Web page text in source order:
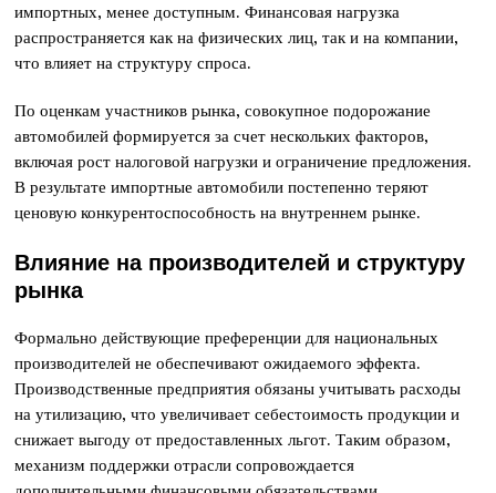
импортных, менее доступным. Финансовая нагрузка
распространяется как на физических лиц, так и на компании,
что влияет на структуру спроса.
По оценкам участников рынка, совокупное подорожание
автомобилей формируется за счет нескольких факторов,
включая рост налоговой нагрузки и ограничение предложения.
В результате импортные автомобили постепенно теряют
ценовую конкурентоспособность на внутреннем рынке.
Влияние на производителей и структуру
рынка
Формально действующие преференции для национальных
производителей не обеспечивают ожидаемого эффекта.
Производственные предприятия обязаны учитывать расходы
на утилизацию, что увеличивает себестоимость продукции и
снижает выгоду от предоставленных льгот. Таким образом,
механизм поддержки отрасли сопровождается